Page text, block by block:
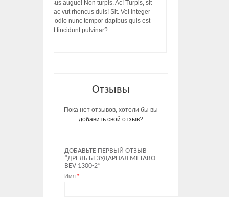
integer! Risus augue! Non turpis. Ac! Turpis, sit
rhoncus porttitor ac vut rhoncus duis! Sit. Vel integer
ut diam porttitor odio nunc tempor dapibus quis est
dictumst, vel amet tincidunt pulvinar?
Отзывы
Пока нет отзывов, хотели бы вы
добавить свой отзыв?
ДОБАВЬТЕ ПЕРВЫЙ ОТЗЫВ
“ДРЕЛЬ БЕЗУДАРНАЯ METABO
BEV 1300-2”
Имя *